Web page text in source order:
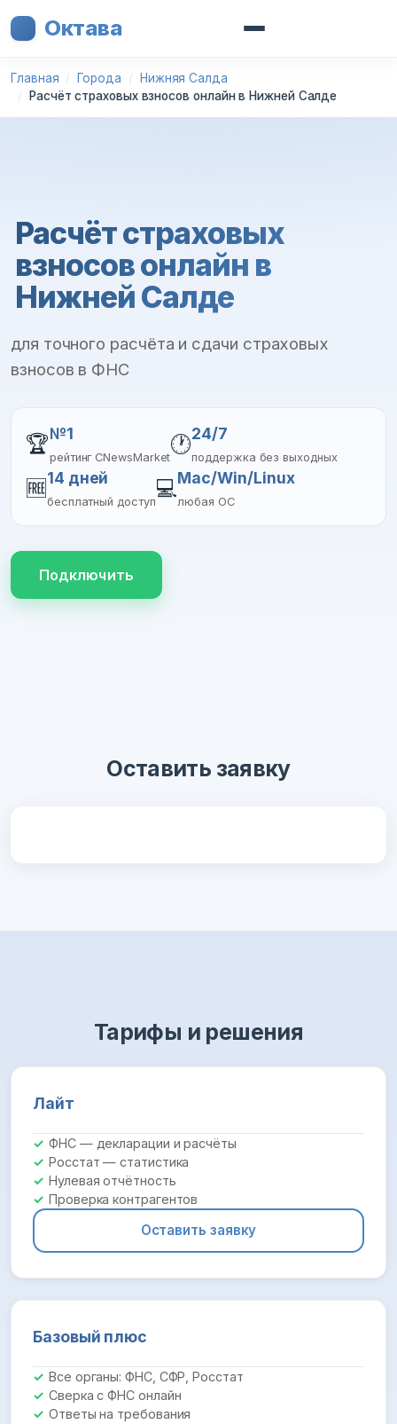
Октава
Главная Города
Нижняя Салда
Расчёт страховых взносов онлайн в Нижней Салде
Расчёт страховых
взносов онлайн в
Нижней Салде
для точного расчёта и сдачи страховых
взносов в ФНС
🏆№1
рейтинг CNewsMarket
🕐24/7
поддержка без выходных
🆓14 дней
бесплатный доступ
💻Mac/Win/Linux
любая ОС
Подключить
Оставить заявку
Тарифы и решения
Лайт
ФНС — декларации и расчёты
Росстат — статистика
Нулевая отчётность
Проверка контрагентов
Оставить заявку
Базовый плюс
Все органы: ФНС, СФР, Росстат
Сверка с ФНС онлайн
Ответы на требования